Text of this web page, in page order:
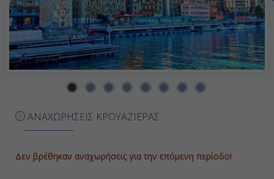
13:00
20:00
Ημέρα 7η
17:00
ΑΝΑΧΩΡΗΣΕΙΣ ΚΡΟΥΑΖΙΕΡΑΣ
Δεν βρέθηκαν αναχωρήσεις για την επόμενη περίοδο!